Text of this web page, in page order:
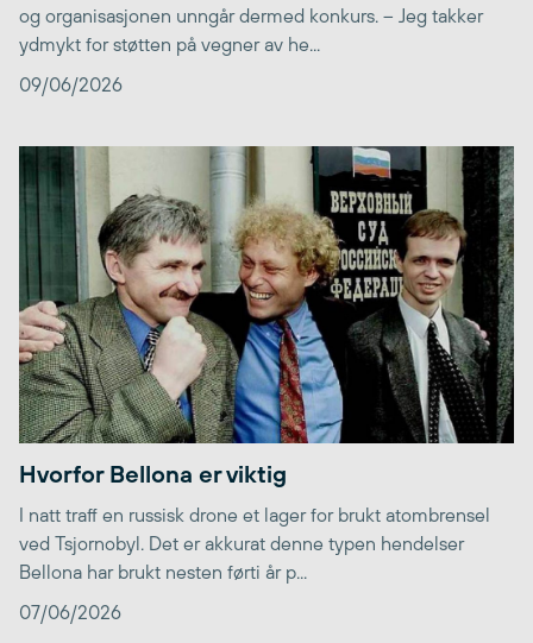
og organisasjonen unngår dermed konkurs. – Jeg takker
ydmykt for støtten på vegner av he...
09/06/2026
Hvorfor Bellona er viktig
I natt traff en russisk drone et lager for brukt atombrensel
ved Tsjornobyl. Det er akkurat denne typen hendelser
Bellona har brukt nesten førti år p...
07/06/2026